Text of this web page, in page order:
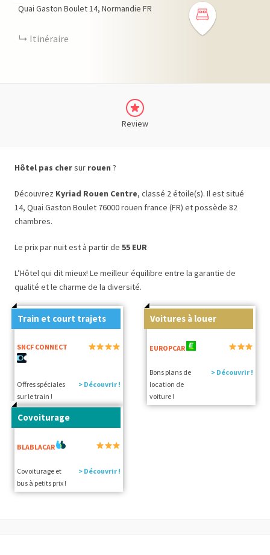
Quai Gaston Boulet14 Normandie FR
Itinéraire
Review
Hôtel pas chersur rouen ?
Découvrez Kyriad Rouen Centre, classé 2 étoile(s). Il est situé
14, Quai Gaston Boulet 76000 rouen france (FR) et possède 82
chambres.
Le prix par nuit est à partir de 55 EUR
L’Hôtel qui dit mieux! Le meilleur équilibre entre la garantie de
qualité et le charme de la diversité.
Train et court trajets
SNCF CONNECT
Offres spéciales
sur le train !
> Découvrir !
Voitures à louer
EUROPCAR
Bons plans de
location de
voiture !
> Découvrir !
Covoiturage
BLABLACAR
Covoiturage et
bus à petits prix !
> Découvrir !